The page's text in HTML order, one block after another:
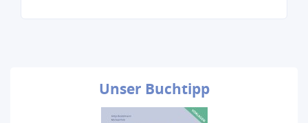
Unser Buchtipp